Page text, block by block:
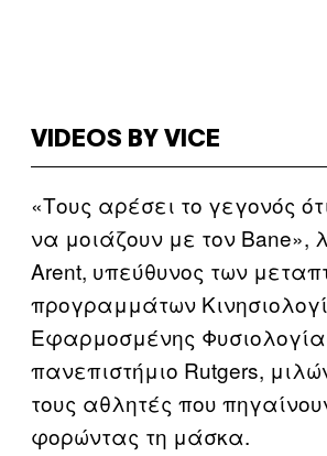
VIDEOS BY VICE
«Τους αρέσει το γεγονός
να μοιάζουν με τον Bane»,
Arent, υπεύθυνος των
προγραμμάτων
Εφαρμοσμένης
πανεπιστήμιο Rutgers,
τους αθλητές που
φορώντας τη μάσκα.